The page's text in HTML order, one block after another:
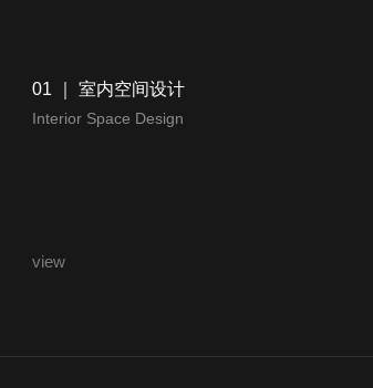
01 ｜ 室内空间设计
Interior Space Design
更多